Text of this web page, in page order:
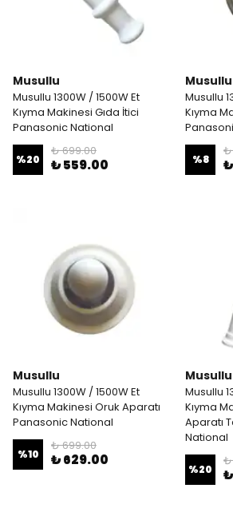
Musullu
Musullu 1300W / 1500W Et
Kıyma Makinesi Gıda İtici
Panasonic National
%20
₺ 699.00
₺ 559.00
Musullu
Musullu
Kıyma
%8
₺
Musullu
Musullu 1300W / 1500W Et
Kıyma Makinesi Oruk Aparatı
Panasonic National
%10
₺ 699.00
₺ 629.00
Musullu
Musullu
Kıyma
Aparatı
National
%20
₺